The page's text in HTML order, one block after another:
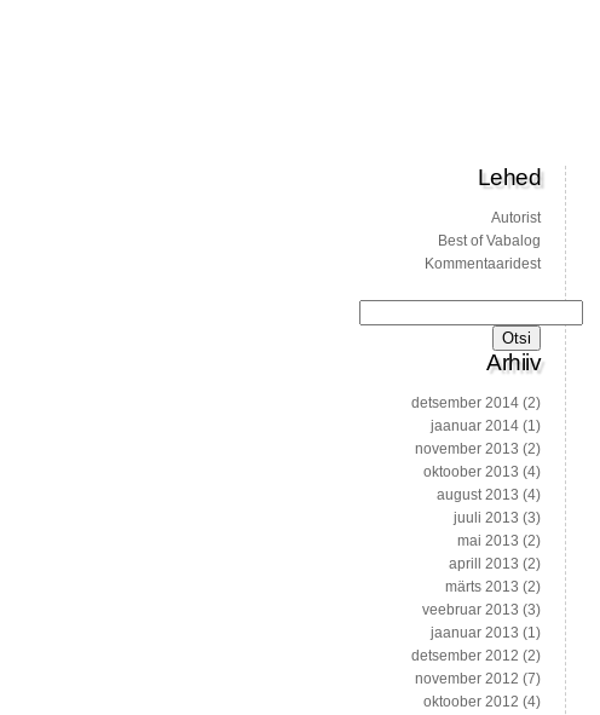
Lehed
Autorist
Best of Vabalog
Kommentaaridest
Arhiiv
detsember 2014 (2)
jaanuar 2014 (1)
november 2013 (2)
oktoober 2013 (4)
august 2013 (4)
juuli 2013 (3)
mai 2013 (2)
aprill 2013 (2)
märts 2013 (2)
veebruar 2013 (3)
jaanuar 2013 (1)
detsember 2012 (2)
november 2012 (7)
oktoober 2012 (4)